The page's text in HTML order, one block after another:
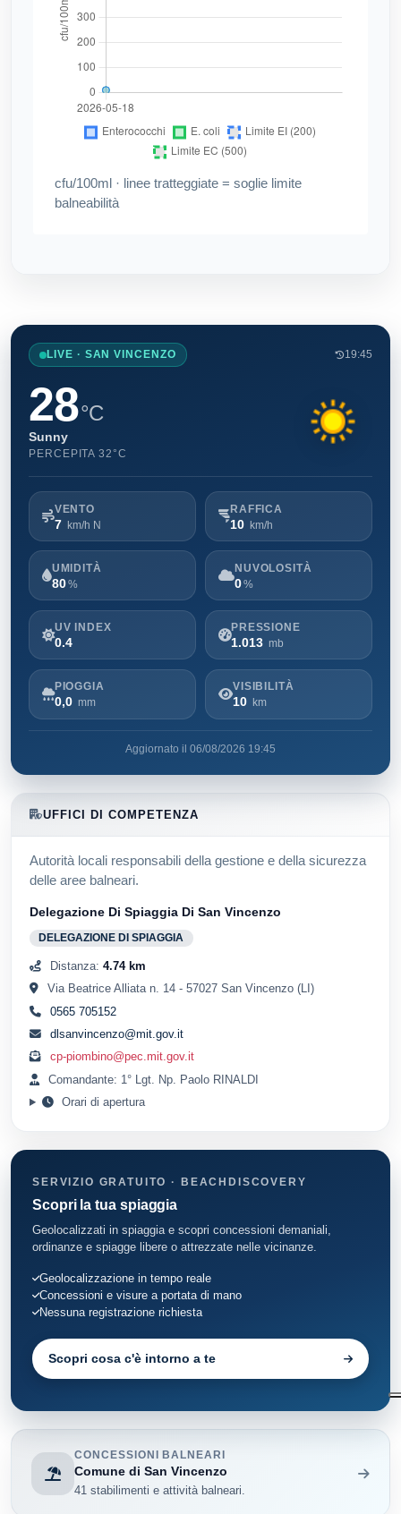
cfu/100ml · linee tratteggiate = soglie limite
balneabilità
LIVE · SAN VINCENZO 19:45
28°C
Sunny
PERCEPITA 32°C
VENTO
7 km/h N
RAFFICA
10 km/h
UMIDITÀ
80 %
NUVOLOSITÀ
0%
UV INDEX
0.4
PRESSIONE
1.013 mb
PIOGGIA
0,0 mm
VISIBILITÀ
10 km
Aggiornato il 06/08/2026 19:45
UFFICI DI COMPETENZA
Autorità locali responsabili della gestione e della sicurezza
delle aree balneari.
Delegazione Di Spiaggia Di San Vincenzo
DELEGAZIONE DI SPIAGGIA
Distanza: 4.74 km
Via Beatrice Alliata n. 14 - 57027 San Vincenzo (LI)
0565 705152
dlsanvincenzo@mit.gov.it
cp-piombino@pec.mit.gov.it
Comandante: 1° Lgt. Np. Paolo RINALDI
Orari di apertura
SERVIZIO GRATUITO · BEACHDISCOVERY
Scopri la tua spiaggia
Geolocalizzati in spiaggia e scopri concessioni demaniali,
ordinanze e spiagge libere o attrezzate nelle vicinanze.
Geolocalizzazione in tempo reale
Concessioni e visure a portata di mano
Nessuna registrazione richiesta
Scopri cosa c'è intorno a te
CONCESSIONI BALNEARI
Comune di San Vincenzo
41 stabilimenti e attività balneari.